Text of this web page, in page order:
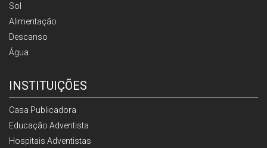
Sol
Alimentação
Descanso
Água
INSTITUIÇÕES
Casa Publicadora
Educação Adventista
Hospitais Adventistas